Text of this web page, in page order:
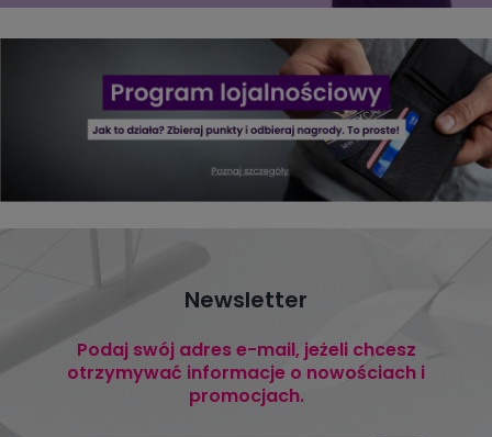
Newsletter
Podaj swój adres e-mail, jeżeli chcesz
otrzymywać informacje o nowościach i
promocjach.